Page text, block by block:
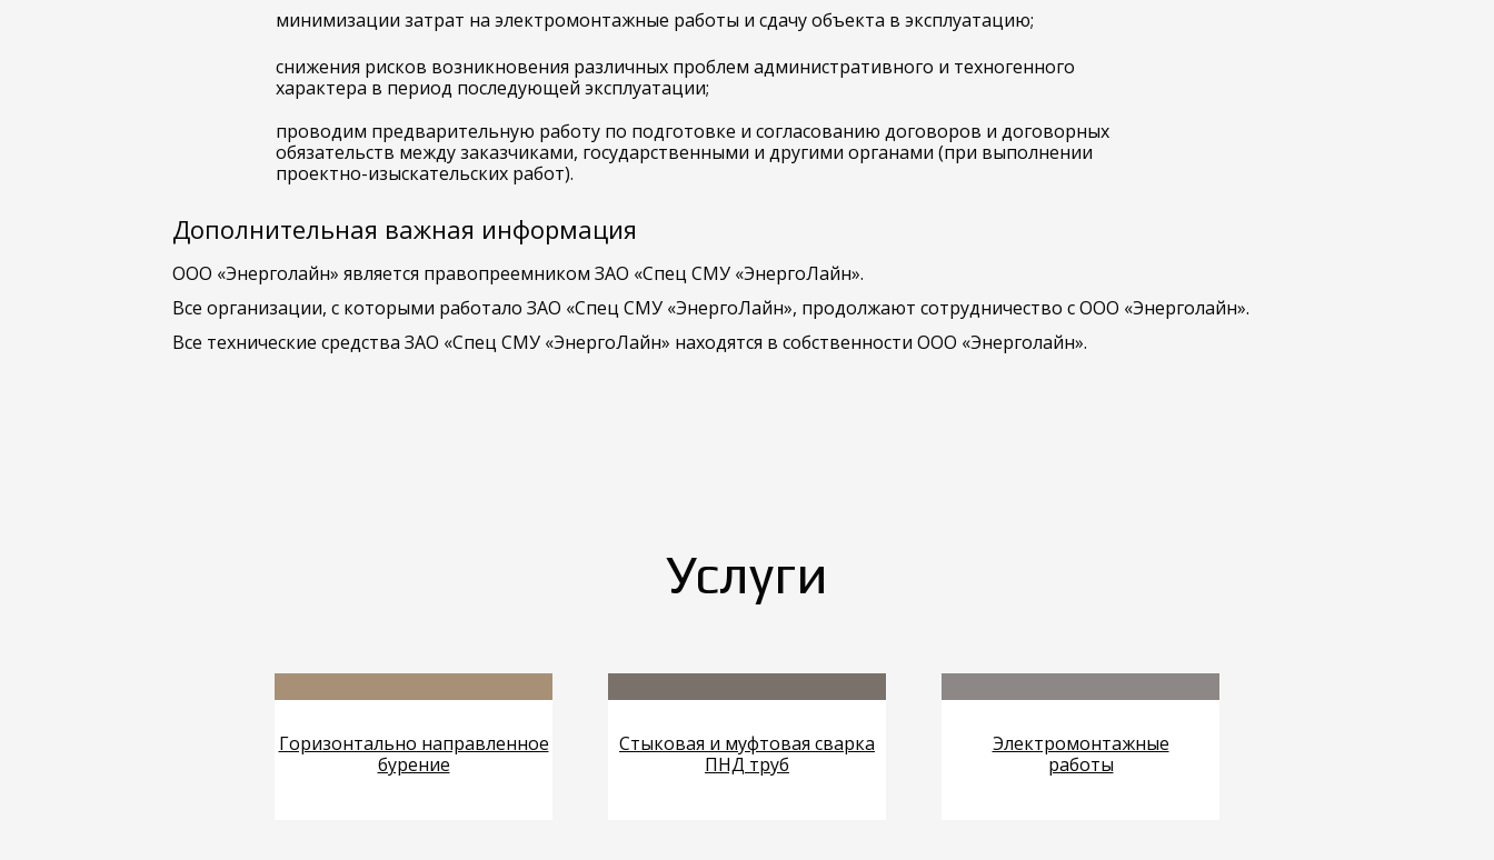
минимизации затрат на электромонтажные работы и сдачу объекта в эксплуатацию;
снижения рисков возникновения различных проблем административного и техногенного
характера в период последующей эксплуатации;
проводим предварительную работу по подготовке и согласованию договоров и договорных
обязательств между заказчиками, государственными и другими органами (при выполнении
проектно-изыскательских работ).
Дополнительная важная информация
ООО «Энерголайн» является правопреемником ЗАО «Спец СМУ «ЭнергоЛайн».
Все организации, с которыми работало ЗАО «Спец СМУ «ЭнергоЛайн», продолжают сотрудничество с ООО «Энерголайн».
Все технические средства ЗАО «Спец СМУ «ЭнергоЛайн» находятся в собственности ООО «Энерголайн».
Услуги
Горизонтально направленное
бурение
Стыковая и муфтовая сварка
ПНД труб
Электромонтажные
работы